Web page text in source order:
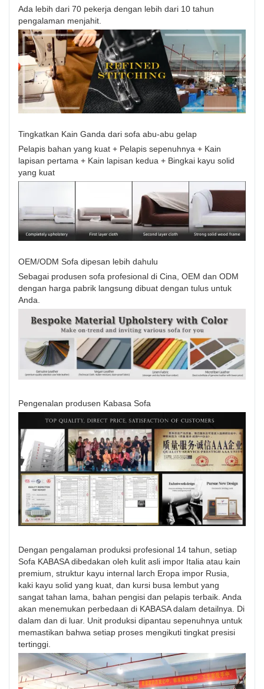
Ada lebih dari 70 pekerja dengan lebih dari 10 tahun
pengalaman menjahit.
Tingkatkan Kain Ganda dari sofa abu-abu gelap
Pelapis bahan yang kuat + Pelapis sepenuhnya + Kain
lapisan pertama + Kain lapisan kedua + Bingkai kayu solid
yang kuat
OEM/ODM Sofa dipesan lebih dahulu
Sebagai produsen sofa profesional di Cina, OEM dan ODM
dengan harga pabrik langsung dibuat dengan tulus untuk
Anda.
Pengenalan produsen Kabasa Sofa
Dengan pengalaman produksi profesional 14 tahun, setiap
Sofa KABASA dibedakan oleh kulit asli impor Italia atau kain
premium, struktur kayu internal larch Eropa impor Rusia,
kaki kayu solid yang kuat, dan kursi busa lembut yang
sangat tahan lama, bahan pengisi dan pelapis terbaik. Anda
akan menemukan perbedaan di KABASA dalam detailnya. Di
dalam dan di luar. Unit produksi dipantau sepenuhnya untuk
memastikan bahwa setiap proses mengikuti tingkat presisi
tertinggi.